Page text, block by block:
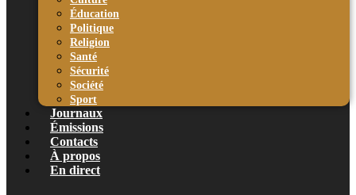
Éducation
Politique
Religion
Santé
Sécurité
Société
Sport
Journaux
Émissions
Contacts
À propos
En direct